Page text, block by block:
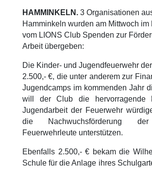
HAMMINKELN. 3 Organisationen
Hamminkeln wurden am Mittwoch im
vom LIONS Club Spenden zur
Arbeit übergeben:
Die Kinder- und Jugendfeuerwehr
2.500,- €, die unter anderem zur
Jugendcamps im kommenden Jahr
will der Club die hervorragende
Jugendarbeit der Feuerwehr
die Nachwuchsförderung
Feuerwehrleute unterstützen.
Ebenfalls 2.500,- € bekam die
Schule für die Anlage ihres